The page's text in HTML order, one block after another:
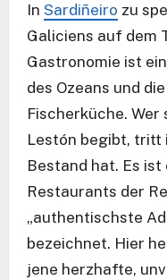
In Sardiñeiro zu
Galiciens auf dem
Gastronomie ist
des Ozeans und
Fischerküche. Wer
Lestón begibt, tritt
Bestand hat. Es
Restaurants der
„authentischste
bezeichnet. Hier
jene herzhafte,